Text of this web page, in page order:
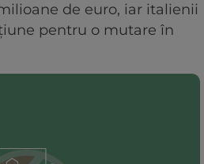
de euro, iar italienii
pentru o mutare în